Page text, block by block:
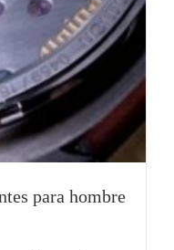
para hombre